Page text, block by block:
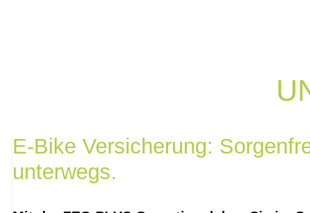
E-Bike Versicherung:
unterwegs.